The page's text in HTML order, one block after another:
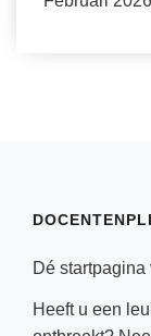
Dé
Heeft u een